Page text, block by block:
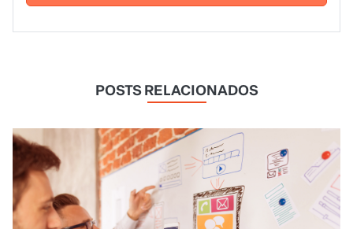
POSTS RELACIONADOS